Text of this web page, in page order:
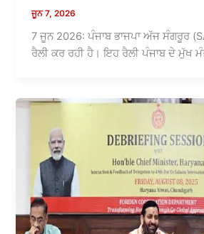
ਜੂਨ 7, 2026
7 ਜੂਨ 2026: ਪੰਜਾਬ ਭਾਜਪਾ ਅੱਜ ਸੰਗਰੂਰ
ਰੈਲੀ ਕਰ ਰਹੀ ਹੈ। ਇਹ ਰੈਲੀ ਪੰਜਾਬ ਦੇ ਮੁੱਖ